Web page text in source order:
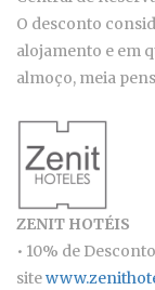
O desconto
alojamento e em
almoço, meia
ZENIT HOTÉIS
• 10% de
site